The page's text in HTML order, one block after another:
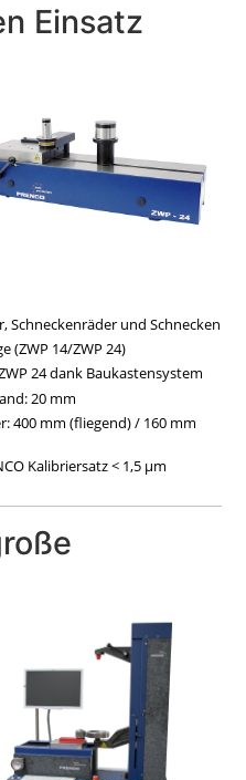
Einsatz
Schneckenräder und Schnecken
(ZWP 14/ZWP 24)
24 dank Baukastensystem
20 mm
400 mm (fliegend) / 160 mm
Kalibriersatz < 1,5 µm